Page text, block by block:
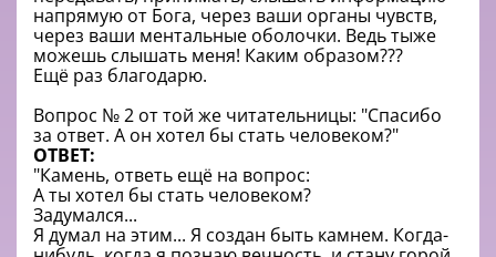
напрямую от Бога, через ваши органы чувств,
через ваши ментальные оболочки. Ведь тыже
можешь слышать меня! Каким образом???
Ещё раз благодарю.
Вопрос № 2 от той же читательницы: "Спасибо
за ответ. А он хотел бы стать человеком?"
ОТВЕТ:
"Камень, ответь ещё на вопрос:
А ты хотел бы стать человеком?
Задумался...
Я думал на этим... Я создан быть камнем. Когда-